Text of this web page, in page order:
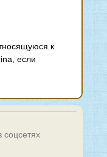
к
если
соцсетях